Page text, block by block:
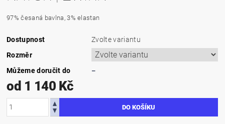
97% česaná bavlna, 3% elastan
Dostupnost
Zvolte variantu
Rozměr
Můžeme doručit do
–
od 1 140 Kč